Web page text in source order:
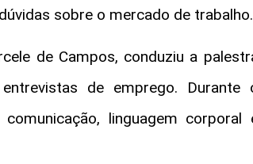
sobre o mercado de trabalho.
de Campos, conduziu a
de emprego. Durante
linguagem corporal